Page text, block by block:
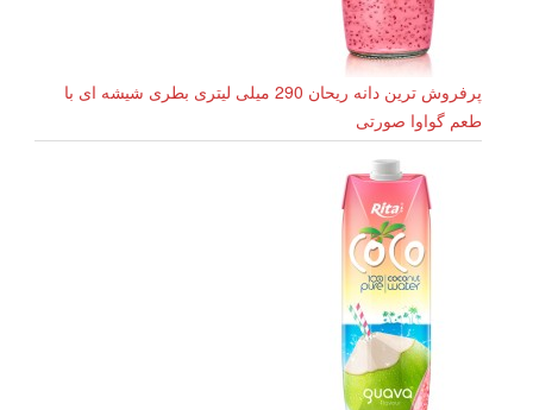
پرفروش ترین دانه ریحان 290 میلی لیتری بطری شیشه ای با
طعم گواوا صورتی